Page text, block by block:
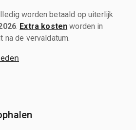
worden betaald op uiterlijk
Extra kosten worden in
na de vervaldatum.